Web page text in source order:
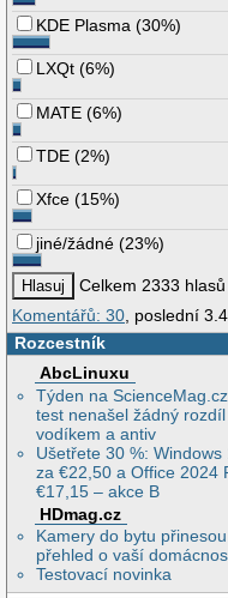
KDE Plasma (30%)
LXQt (6%)
MATE (6%)
TDE (2%)
Xfce (15%)
jiné/žádné (23%)
Celkem 2333 hlasů
Komentářů: 30, poslední
Rozcestník
AbcLinuxu
Týden na
test nenašel žádný
vodíkem a antiv
Ušetřete 30 %: Windows
za €22,50 a Office 2024
€17,15 – akce B
HDmag.cz
Kamery do bytu
přehled o vaší
Testovací novinka